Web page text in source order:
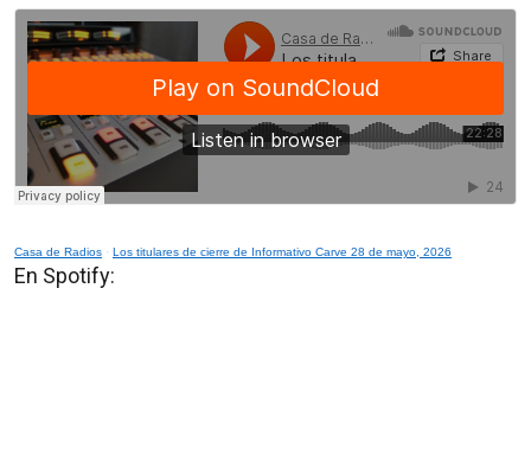
Casa de Radios · Los titulares de cierre de Informativo Carve 28 de mayo, 2026
En Spotify: